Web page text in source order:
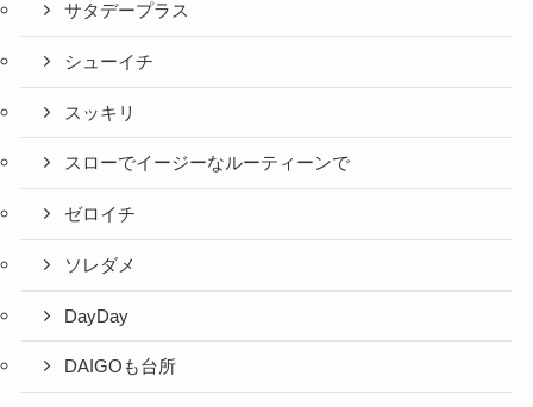
サタデープラス
シューイチ
スッキリ
スローでイージーなルーティーンで
ゼロイチ
ソレダメ
DayDay
DAIGOも台所